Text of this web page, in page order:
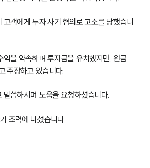
고객에게 투자 사기 혐의로 고소를 당했습니
익을 약속하며 투자금을 유치했지만, 원금
주장하고 있습니다.
씀하시며 도움을 요청하셨습니다.
조력에 나섰습니다.